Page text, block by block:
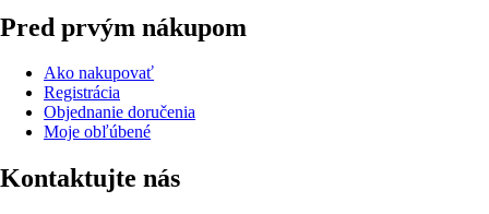
Pred prvým nákupom
Ako nakupovať
Registrácia
Objednanie doručenia
Moje obľúbené
Kontaktujte nás